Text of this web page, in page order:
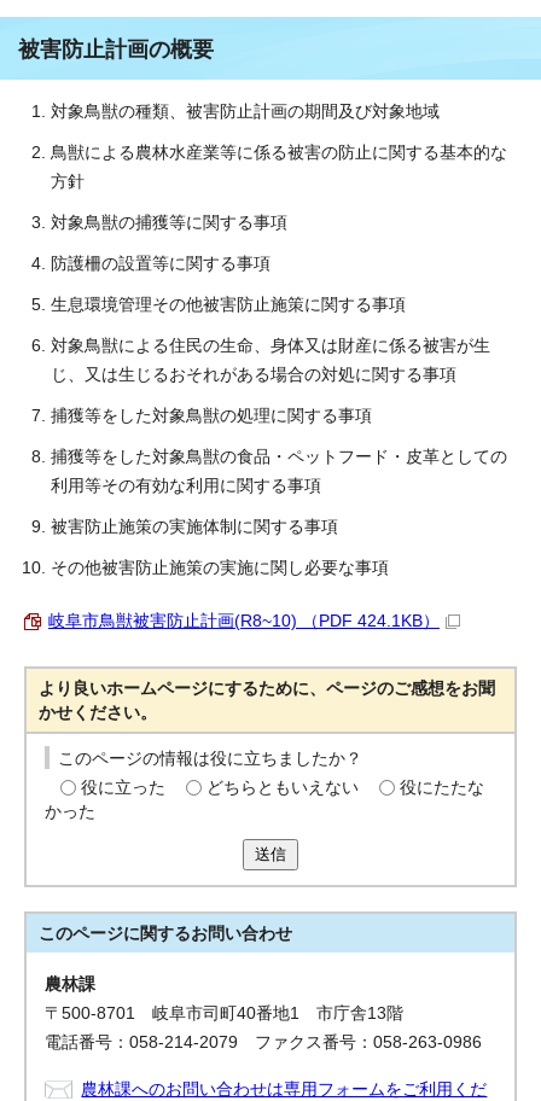
被害防止計画の概要
対象鳥獣の種類、被害防止計画の期間及び対象地域
鳥獣による農林水産業等に係る被害の防止に関する基本的な
方針
対象鳥獣の捕獲等に関する事項
防護柵の設置等に関する事項
生息環境管理その他被害防止施策に関する事項
対象鳥獣による住民の生命、身体又は財産に係る被害が生
じ、又は生じるおそれがある場合の対処に関する事項
捕獲等をした対象鳥獣の処理に関する事項
捕獲等をした対象鳥獣の食品・ペットフード・皮革としての
利用等その有効な利用に関する事項
被害防止施策の実施体制に関する事項
その他被害防止施策の実施に関し必要な事項
岐阜市鳥獣被害防止計画(R8~10) （PDF 424.1KB）
より良いホームページにするために、ページのご感想をお聞
かせください。
このページの情報は役に立ちましたか？
役に立った
どちらともいえない
役にたたな
かった
送信
このページに関するお問い合わせ
農林課
〒500-8701 岐阜市司町40番地1 市庁舎13階
電話番号：058-214-2079 ファクス番号：058-263-0986
農林課へのお問い合わせは専用フォームをご利用くだ